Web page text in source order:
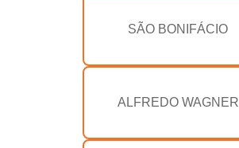
SÃO BONIFÁCIO
ALFREDO WAGNER